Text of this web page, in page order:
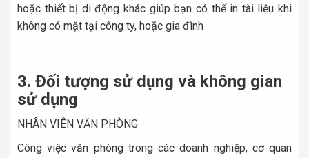
hoặc thiết bị di động khác giúp bạn có thể in tài liệu khi
không có mặt tại công ty, hoặc gia đình
3. Đối tượng sử dụng và không gian
sử dụng
NHÂN VIÊN VĂN PHÒNG
Công việc văn phòng trong các doanh nghiệp, cơ quan